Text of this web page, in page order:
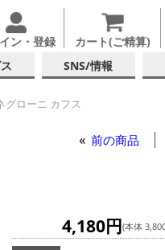
ン・登録 カート(ご精算)
SNS/情報
グローニ カフス
前の商品
4,180円(本体